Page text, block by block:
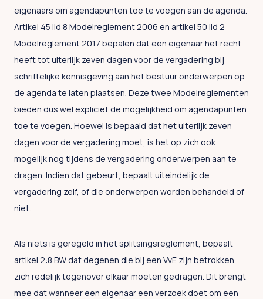
eigenaars om agendapunten toe te voegen aan de agenda.
Artikel 45 lid 8 Modelreglement 2006 en artikel 50 lid 2
Modelreglement 2017 bepalen dat een eigenaar het recht
heeft tot uiterlijk zeven dagen voor de vergadering bij
schriftelijke kennisgeving aan het bestuur onderwerpen op
de agenda te laten plaatsen. Deze twee Modelreglementen
bieden dus wel expliciet de mogelijkheid om agendapunten
toe te voegen. Hoewel is bepaald dat het uiterlijk zeven
dagen voor de vergadering moet, is het op zich ook
mogelijk nog tijdens de vergadering onderwerpen aan te
dragen. Indien dat gebeurt, bepaalt uiteindelijk de
vergadering zelf, of die onderwerpen worden behandeld of
niet.
Als niets is geregeld in het splitsingsreglement, bepaalt
artikel 2:8 BW dat degenen die bij een VvE zijn betrokken
zich redelijk tegenover elkaar moeten gedragen. Dit brengt
mee dat wanneer een eigenaar een verzoek doet om een